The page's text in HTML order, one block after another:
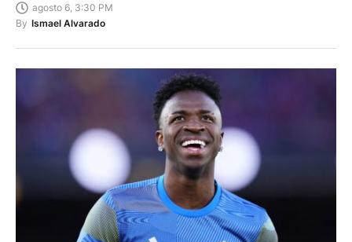
agosto 6, 3:30 PM
By Ismael Alvarado